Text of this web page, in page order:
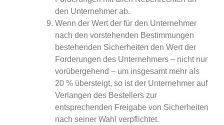
den Unternehmer ab.
Wenn der Wert der für den Unternehmer
nach den vorstehenden Bestimmungen
bestehenden Sicherheiten den Wert der
Forderungen des Unternehmers – nicht nur
vorübergehend – um insgesamt mehr als
20 % übersteigt, so ist der Unternehmer auf
Verlangen des Bestellers zur
entsprechenden Freigabe von Sicherheiten
nach seiner Wahl verpflichtet.